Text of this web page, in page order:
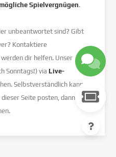
Spielvergnügen.
unbeantwortet sind? Gibt
Kontaktiere
dir helfen. Unser
Sonntags!) via Live-
Selbstverständlich kannst
Seite posten, dann